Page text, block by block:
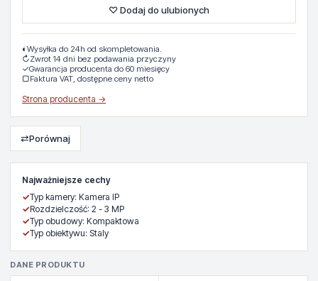
Najważniejsze cechy
✓Typ kamery: Kamera IP
✓Rozdzielczość: 2 - 3 MP
✓Typ obudowy: Kompaktowa
✓Typ obiektywu: Staly
DANE PRODUKTU
♡ Dodaj do ulubionych
◐ Wysyłka do 24h od skompletowania.
↻Zwrot 14 dni bez podawania przyczyny
✓Gwarancja producenta do 60 miesięcy
▢Faktura VAT, dostępne ceny netto
Strona producenta →
⇄Porównaj